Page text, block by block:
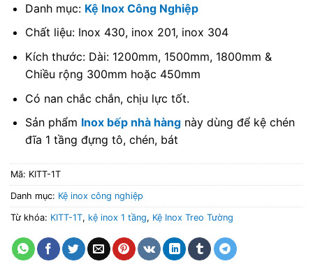
Danh mục: Kệ Inox Công Nghiệp
Chất liệu: Inox 430, inox 201, inox 304
Kích thước: Dài: 1200mm, 1500mm, 1800mm &
Chiều rộng 300mm hoặc 450mm
Có nan chắc chắn, chịu lực tốt.
Sản phẩm Inox bếp nhà hàngnày dùng để kệ chén
đĩa 1 tầng đựng tô, chén, bát
Mã: KITT-1T
Danh mục: Kệ inox công nghiệp
Từ khóa: KITT-1T, kệ inox 1 tầng, Kệ Inox Treo Tường